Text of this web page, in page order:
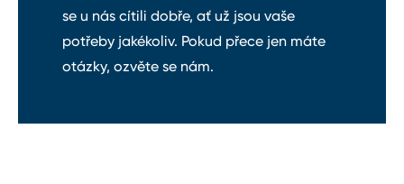
se u nás cítili dobře, ať už jsou vaše
potřeby jakékoliv. Pokud přece jen máte
otázky, ozvěte se nám.